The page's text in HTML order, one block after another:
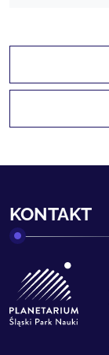
KONTAKT